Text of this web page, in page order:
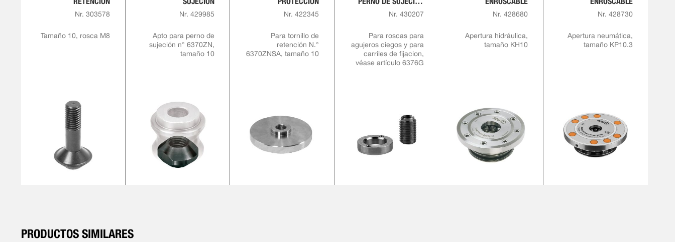
Nr. 303578
Tamaño 10, rosca M8
Nr. 429985
Apto para perno de
sujeción n° 6370ZN,
tamaño 10
Nr. 422345
Para tornillo de
retención N.°
6370ZNSA, tamaño 10
DE ESPADA TAMAÑO
Nr. 430207
Para roscas para
agujeros ciegos y para
carriles de fijacion,
véase artículo 6376G
Nr. 428680
Apertura hidráulica,
tamaño KH10
Nr. 428730
Apertura neumática,
tamaño KP10.3
PRODUCTOS SIMILARES